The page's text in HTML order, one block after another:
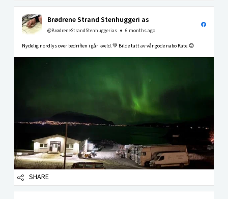
Brødrene Strand Stenhuggeri as
@BrødreneStrandStenhuggerias 6 months ago
Nydelig nordlys over bedriften i går kveld.💚 Bilde tatt av vår gode nabo Kate.😊
SHARE